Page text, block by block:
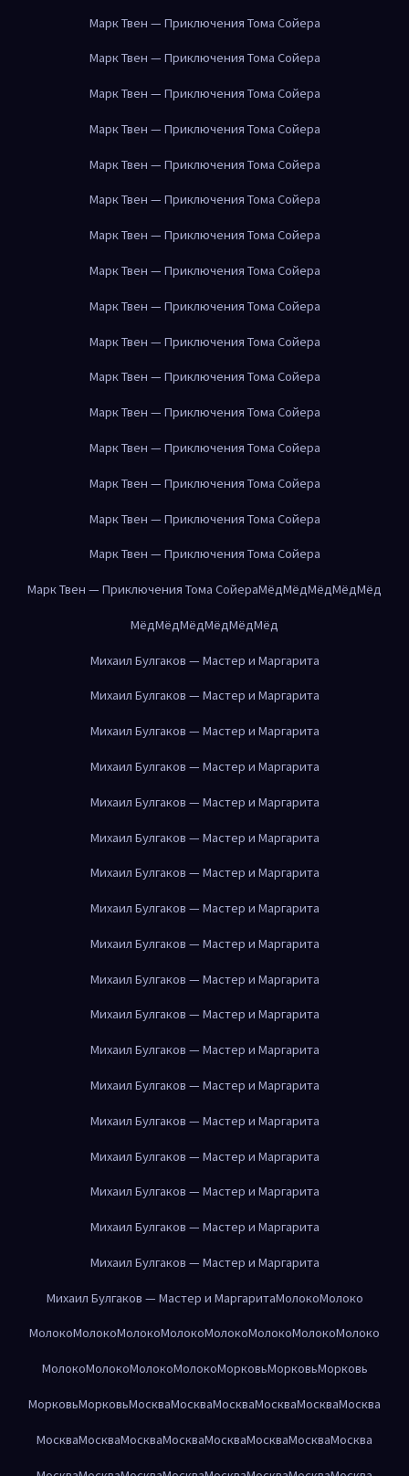
Марк Твен — Приключения Тома Сойера
Марк Твен — Приключения Тома Сойера
Марк Твен — Приключения Тома Сойера
Марк Твен — Приключения Тома Сойера
Марк Твен — Приключения Тома Сойера
Марк Твен — Приключения Тома Сойера
Марк Твен — Приключения Тома Сойера
Марк Твен — Приключения Тома Сойера
Марк Твен — Приключения Тома Сойера
Марк Твен — Приключения Тома Сойера
Марк Твен — Приключения Тома Сойера
Марк Твен — Приключения Тома Сойера
Марк Твен — Приключения Тома Сойера
Марк Твен — Приключения Тома Сойера
Марк Твен — Приключения Тома Сойера
Марк Твен — Приключения Тома Сойера
Марк Твен — Приключения Тома СойераМёдМёдМёдМёдМёд
МёдМёдМёдМёдМёдМёд
Михаил Булгаков — Мастер и Маргарита
Михаил Булгаков — Мастер и Маргарита
Михаил Булгаков — Мастер и Маргарита
Михаил Булгаков — Мастер и Маргарита
Михаил Булгаков — Мастер и Маргарита
Михаил Булгаков — Мастер и Маргарита
Михаил Булгаков — Мастер и Маргарита
Михаил Булгаков — Мастер и Маргарита
Михаил Булгаков — Мастер и Маргарита
Михаил Булгаков — Мастер и Маргарита
Михаил Булгаков — Мастер и Маргарита
Михаил Булгаков — Мастер и Маргарита
Михаил Булгаков — Мастер и Маргарита
Михаил Булгаков — Мастер и Маргарита
Михаил Булгаков — Мастер и Маргарита
Михаил Булгаков — Мастер и Маргарита
Михаил Булгаков — Мастер и Маргарита
Михаил Булгаков — Мастер и Маргарита
Михаил Булгаков — Мастер и МаргаритаМолокоМолоко
МолокоМолокоМолокоМолокоМолокоМолокоМолокоМолоко
МолокоМолокоМолокоМолокоМорковьМорковьМорковь
МорковьМорковьМоскваМоскваМоскваМоскваМоскваМосква
МоскваМоскваМоскваМоскваМоскваМоскваМоскваМосква